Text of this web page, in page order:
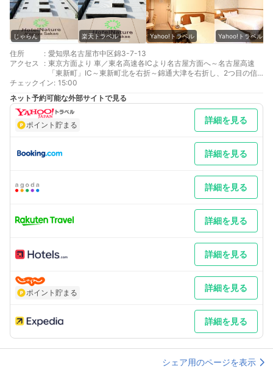
じゃらん 楽天トラベル Yahoo!トラベル Yahoo!トラベル
住所 : 愛知県名古屋市中区錦3-7-13
アクセス
: 東京方面より 車／東名高速各ICより名古屋方面へ～名古屋高速
「東新町」IC～東新町北を右折～錦通大津を右折し、2つ目の信
号を過ぎてすぐ 車以外／JR名古屋駅で地下鉄・東山線に乗換、
栄駅1番出口より徒歩2分
大阪方面より 車／名神高速各ICより名古屋方面へ～名古屋高速
「東新町」IC～東新町北を右折～錦通大津を右折し、2つ目の信
号を過ぎてすぐ 車以外／近鉄名古屋駅で地下鉄・東山線に乗換、
栄駅1番出口より徒歩2分
最寄り駅２ 久屋大通
補足 車／当館より徒歩3分のジャンボパーキングを紹介[住所]中
￥2,000 [入庫制限]高さ2.1m、長さ5.3m、幅2m以下 [支払方
法]ホテルで現金精算のため駐車券は必ずチェックイン時にフロン
トにご提出下さい。 車以外／名古屋駅→東山線栄駅 栄駅より西
チェックイン: 15:00
ネット予約可能な外部サイトで見る
ポイント貯まる 詳細を見る
詳細を見る
詳細を見る
詳細を見る
詳細を見る
ポイント貯まる 詳細を見る
詳細を見る
シェア用のページを表示